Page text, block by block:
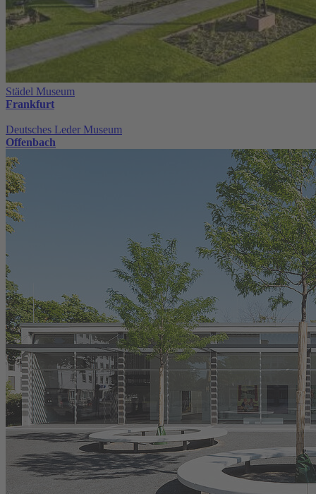
Städel Museum
Frankfurt
Deutsches Leder Museum
Offenbach